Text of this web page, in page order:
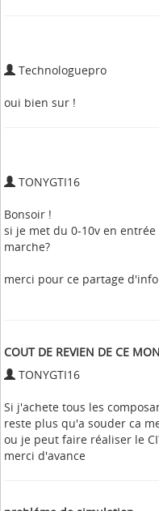
Technologuepro
oui bien sur !
TONYGTI16
Bonsoir !
si je met du 0-10v en
marche?
merci pour ce partage d'info
COUT DE REVIEN DE CE
TONYGTI16
Si j'achete tous les
reste plus qu'a souder ca
ou je peut faire réaliser le
merci d'avance